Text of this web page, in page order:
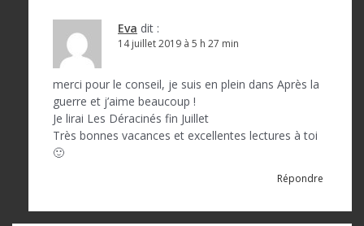
Eva dit :
14 juillet 2019 à 5 h 27 min
merci pour le conseil, je suis en plein dans Après la
guerre et j’aime beaucoup !
Je lirai Les Déracinés fin Juillet
Très bonnes vacances et excellentes lectures à toi
🙂
Répondre